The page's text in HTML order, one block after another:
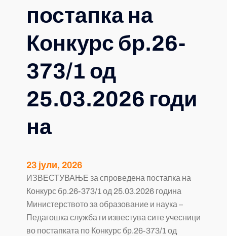
постапка на
Конкурс бр.26-
373/1 од
25.03.2026 годи
на
23 јули, 2026
ИЗВЕСТУВАЊЕ за спроведена постапка на
Конкурс бр.26-373/1 од 25.03.2026 година
Министерството за образование и наука –
Педагошка служба ги известува сите учесници
во постапката по Конкурс бр.26-373/1 од